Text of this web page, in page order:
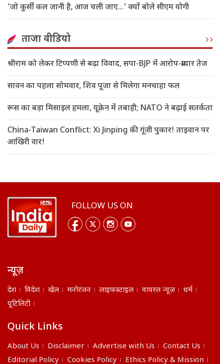
'जो कुर्सी कल जानी है, आज चली जाए...' क्यों बोले सीएम योगी
ताजा वीडियो
श्रीराम को लेकर टिप्पणी से बढ़ा विवाद, सपा-BJP में आरोप-प्रत्यार तेज
सावन का पहला सोमवार, शिव पूजा से मिलेगा मनचाहा फल
रूस का बड़ा मिसाइल हमला, यूक्रेन में तबाही; NATO ने बढ़ाई सतर्कता
China-Taiwan Conflict: Xi Jinping की गूंजी पुकार! ताइवान पर
आखिरी वार!
FOLLOW US ON
न्यूज़
देश विदेश खेल मनोरंजन लाइफस्टाइल वायरल न्यूज़
धर्म
यूटिलिटी
Quick Links
About Us Disclaimer Advertise with Us
Contact Us
Editorial Policy
Cookies Policy Ethics Policy & Mission